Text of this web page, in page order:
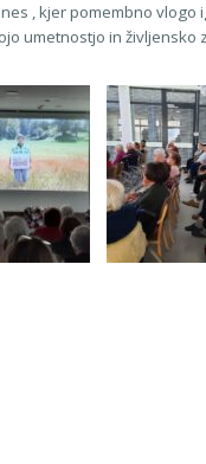
, kjer pomembno
umetnostjo in